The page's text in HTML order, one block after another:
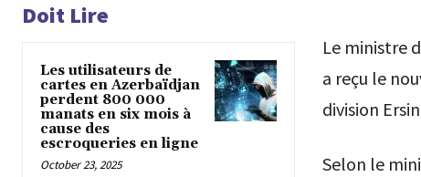
Doit Lire
Les utilisateurs de
cartes en Azerbaïdjan
perdent 800 000
manats en six mois à
cause des
escroqueries en ligne
October 23, 2025
Le ministre
a reçu le
division
Selon le